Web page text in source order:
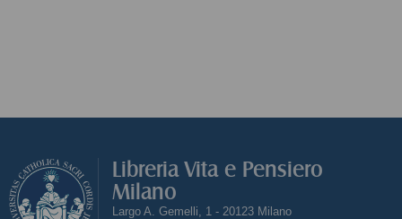
Libreria Vita e Pensiero
Milano
Largo A. Gemelli, 1 - 20123 Milano